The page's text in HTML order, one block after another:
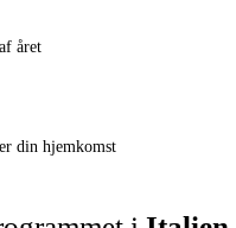
året
din hjemkomst